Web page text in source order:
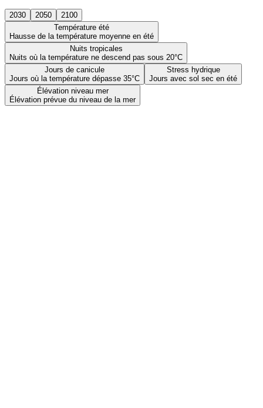
2030 2050
2100
Température été
Hausse de la température moyenne en été
Nuits tropicales
Nuits où la température ne descend pas sous 20°C
Jours de canicule
Jours où la température dépasse 35°C
Stress hydrique
Jours avec sol sec en été
Élévation niveau mer
Élévation prévue du niveau de la mer